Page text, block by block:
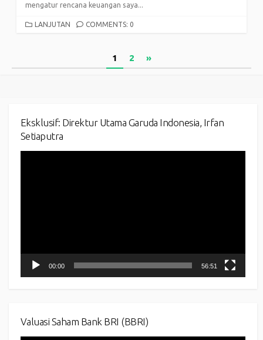
mengatur rencana keuangan saya...
CATEGORIES
LANJUTAN COMMENTS: 0
1 2 »
Eksklusif: Direktur Utama Garuda Indonesia, Irfan
Setiaputra
00:00 56:51
Valuasi Saham Bank BRI (BBRI)